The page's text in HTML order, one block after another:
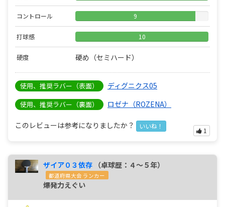
コントロール 9
打球感 10
硬度 硬め（セミハード）
使用、推奨ラバー（表面） ディグニクス05
使用、推奨ラバー（裏面） ロゼナ（ROZENA）
このレビューは参考になりましたか？ いいね！
1
ザイア０３依存 （卓球歴：４～５年）
都道府県大会 ランカー
爆発力えぐい